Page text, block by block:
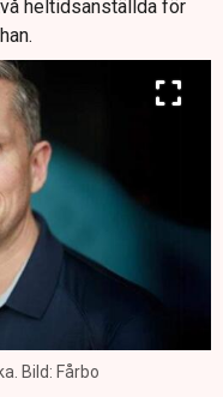
heltidsanställda för
Bild: Fårbo